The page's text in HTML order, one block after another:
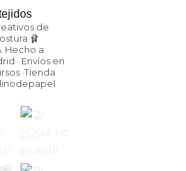
de
🩰
Hecho a
· Envíos en
·Tienda